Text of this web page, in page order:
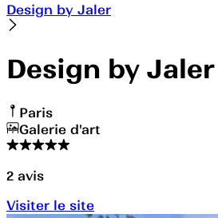
Design by Jaler
Design by Jaler
Paris
Galerie d'art
2 avis
Visiter le site